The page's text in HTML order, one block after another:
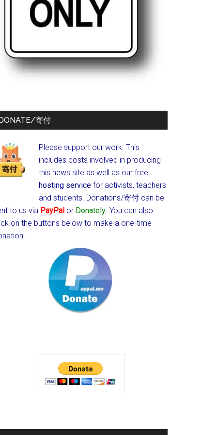
寄付
Please support our work. This
includes costs involved in producing
this news site as well as our free
hosting service for activists, teachers
and students. Donations/寄付 can be
to us via PayPal or Donately. You can also
on the buttons below to make a one-time